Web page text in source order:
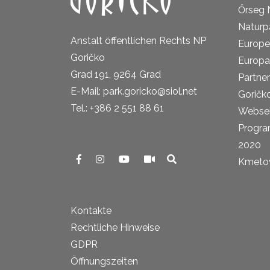
Anstalt öffentlichen Rechts NP
Goričko
Grad 191, 9264 Grad
E-Mail: park.goricko@siol.net
Tel.: +386 2 551 88 61
Kontakte
Rechtliche Hinweise
GDPR
Öffnungszeiten
Őrseg
2020